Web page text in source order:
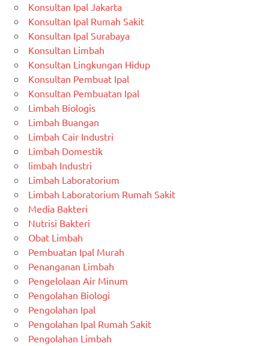
Konsultan Ipal Jakarta
Konsultan Ipal Rumah Sakit
Konsultan Ipal Surabaya
Konsultan Limbah
Konsultan Lingkungan Hidup
Konsultan Pembuat Ipal
Konsultan Pembuatan Ipal
Limbah Biologis
Limbah Buangan
Limbah Cair Industri
Limbah Domestik
limbah Industri
Limbah Laboratorium
Limbah Laboratorium Rumah Sakit
Media Bakteri
Nutrisi Bakteri
Obat Limbah
Pembuatan Ipal Murah
Penanganan Limbah
Pengelolaan Air Minum
Pengolahan Biologi
Pengolahan Ipal
Pengolahan Ipal Rumah Sakit
Pengolahan Limbah